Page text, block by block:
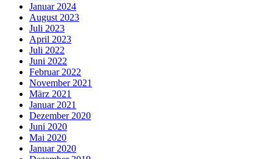
Januar 2024
August 2023
Juli 2023
April 2023
Juli 2022
Juni 2022
Februar 2022
November 2021
März 2021
Januar 2021
Dezember 2020
Juni 2020
Mai 2020
Januar 2020